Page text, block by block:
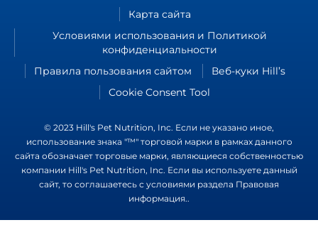
Карта сайта
Условиями использования и Политикой
конфиденциальности
Правила пользования сайтом
Веб-куки Hill’s
Cookie Consent Tool
© 2023 Hill's Pet Nutrition, Inc. Если не указано иное,
использование знака "™" торговой марки в рамках данного
сайта обозначает торговые марки, являющиеся собственностью
компании Hill's Pet Nutrition, Inc. Если вы используете данный
сайт, то соглашаетесь с условиями раздела Правовая
информация..